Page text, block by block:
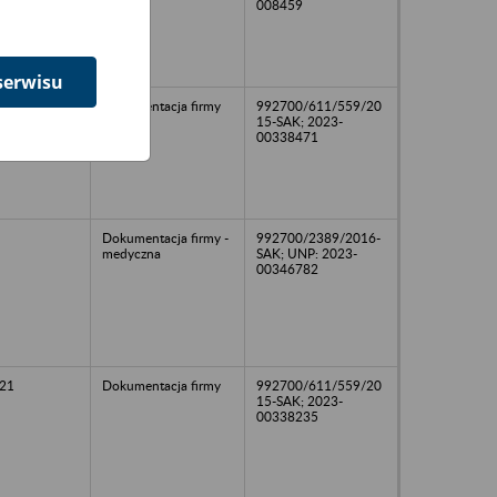
008459
Dokumentacja firmy
992700/611/559/20
15-SAK; 2023-
00338471
Dokumentacja firmy -
medyczna
992700/2389/2016-
SAK; UNP: 2023-
00346782
Dokumentacja firmy
992700/611/559/20
15-SAK; 2023-
00338235